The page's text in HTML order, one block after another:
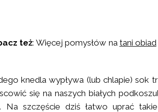
też: Więcej pomysłów na tani obiad
knedla wypływa (lub chlapie) sok
się na naszych białych
Na szczęście dziś łatwo uprać